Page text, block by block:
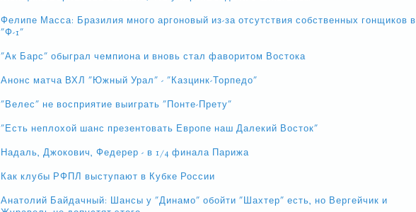
Фелипе Масса: Бразилия много аргоновый из-за отсутствия собственных гонщиков в
"Ф-1"
"Ак Барс" обыграл чемпиона и вновь стал фаворитом Востока
Анонс матча ВХЛ "Южный Урал" - "Казцинк-Торпедо"
"Велес" не восприятие выиграть "Понте-Прету"
"Есть неплохой шанс презентовать Европе наш Далекий Восток"
Надаль, Джокович, Федерер - в 1/4 финала Парижа
Как клубы РФПЛ выступают в Кубке России
Анатолий Байдачный: Шансы у "Динамо" обойти "Шахтер" есть, но Вергейчик и